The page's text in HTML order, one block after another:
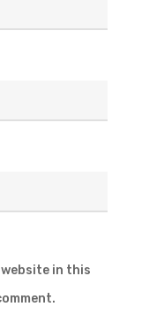
website in this